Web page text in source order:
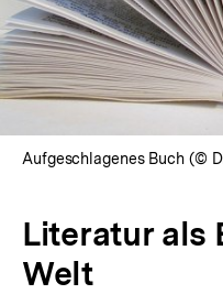
Aufgeschlagenes Buch (©
Literatur als
Welt